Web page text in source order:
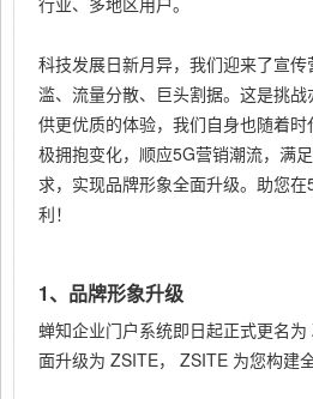
科技发展日新月异，我们迎来了宣
滥、流量分散、巨头割据。这是挑
供更优质的体验，我们自身也随着
极拥抱变化，顺应5G营销潮流，满
求，实现品牌形象全面升级。助您
利！
1、品牌形象升级
蝉知企业门户系统即日起正式更名
面升级为 ZSITE， ZSITE 为您构建